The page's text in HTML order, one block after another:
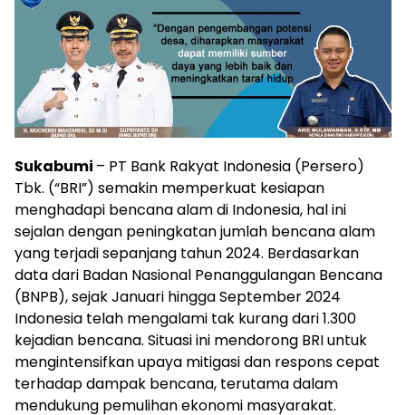
Sukabumi – PT Bank Rakyat Indonesia (Persero)
Tbk. (“BRI”) semakin memperkuat kesiapan
menghadapi bencana alam di Indonesia, hal ini
sejalan dengan peningkatan jumlah bencana alam
yang terjadi sepanjang tahun 2024. Berdasarkan
data dari Badan Nasional Penanggulangan Bencana
(BNPB), sejak Januari hingga September 2024
Indonesia telah mengalami tak kurang dari 1.300
kejadian bencana. Situasi ini mendorong BRI untuk
mengintensifkan upaya mitigasi dan respons cepat
terhadap dampak bencana, terutama dalam
mendukung pemulihan ekonomi masyarakat.